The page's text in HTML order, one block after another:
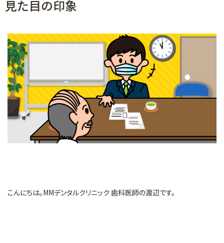
見た目の印象
こんにちは。MMデンタルクリニック 歯科医師の渡辺です。
マイクロスコープを用いた治療
審美的治療
予防・メインテナンス
一般診療